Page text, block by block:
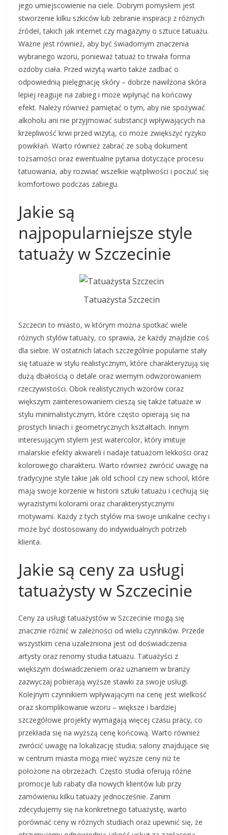
jego umiejscowienie na ciele. Dobrym pomysłem jest
stworzenie kilku szkiców lub zebranie inspiracji z różnych
źródeł, takich jak internet czy magazyny o sztuce tatuażu.
Ważne jest również, aby być świadomym znaczenia
wybranego wzoru, ponieważ tatuaż to trwała forma
ozdoby ciała. Przed wizytą warto także zadbać o
odpowiednią pielęgnację skóry – dobrze nawilżona skóra
lepiej reaguje na zabieg i może wpłynąć na końcowy
efekt. Należy również pamiętać o tym, aby nie spożywać
alkoholu ani nie przyjmować substancji wpływających na
krzepliwość krwi przed wizytą, co może zwiększyć ryzyko
powikłań. Warto również zabrać ze sobą dokument
tożsamości oraz ewentualne pytania dotyczące procesu
tatuowania, aby rozwiać wszelkie wątpliwości i poczuć się
komfortowo podczas zabiegu.
Jakie są
najpopularniejsze style
tatuaży w Szczecinie
Tatuażysta Szczecin
Szczecin to miasto, w którym można spotkać wiele
różnych stylów tatuaży, co sprawia, że każdy znajdzie coś
dla siebie. W ostatnich latach szczególnie popularne stały
się tatuaże w stylu realistycznym, które charakteryzują się
dużą dbałością o detale oraz wiernym odwzorowaniem
rzeczywistości. Obok realistycznych wzorów coraz
większym zainteresowaniem cieszą się także tatuaże w
stylu minimalistycznym, które często opierają się na
prostych liniach i geometrycznych kształtach. Innym
interesującym stylem jest watercolor, który imituje
malarskie efekty akwareli i nadaje tatuażom lekkości oraz
kolorowego charakteru. Warto również zwrócić uwagę na
tradycyjne style takie jak old school czy new school, które
mają swoje korzenie w historii sztuki tatuażu i cechują się
wyrazistymi kolorami oraz charakterystycznymi
motywami. Każdy z tych stylów ma swoje unikalne cechy i
może być dostosowany do indywidualnych potrzeb
klienta.
Jakie są ceny za usługi
tatuażysty w Szczecinie
Ceny za usługi tatuażystów w Szczecinie mogą się
znacznie różnić w zależności od wielu czynników. Przede
wszystkim cena uzależniona jest od doświadczenia
artysty oraz renomy studia tatuażu. Tatuażyści z
większym doświadczeniem oraz uznaniem w branży
zazwyczaj pobierają wyższe stawki za swoje usługi.
Kolejnym czynnikiem wpływającym na cenę jest wielkość
oraz skomplikowanie wzoru – większe i bardziej
szczegółowe projekty wymagają więcej czasu pracy, co
przekłada się na wyższą cenę końcową. Warto również
zwrócić uwagę na lokalizację studia; salony znajdujące się
w centrum miasta mogą mieć wyższe ceny niż te
położone na obrzeżach. Często studia oferują różne
promocje lub rabaty dla nowych klientów lub przy
zamówieniu kilku tatuaży jednocześnie. Zanim
zdecydujemy się na konkretnego tatuażystę, warto
porównać ceny w różnych studiach oraz upewnić się, że